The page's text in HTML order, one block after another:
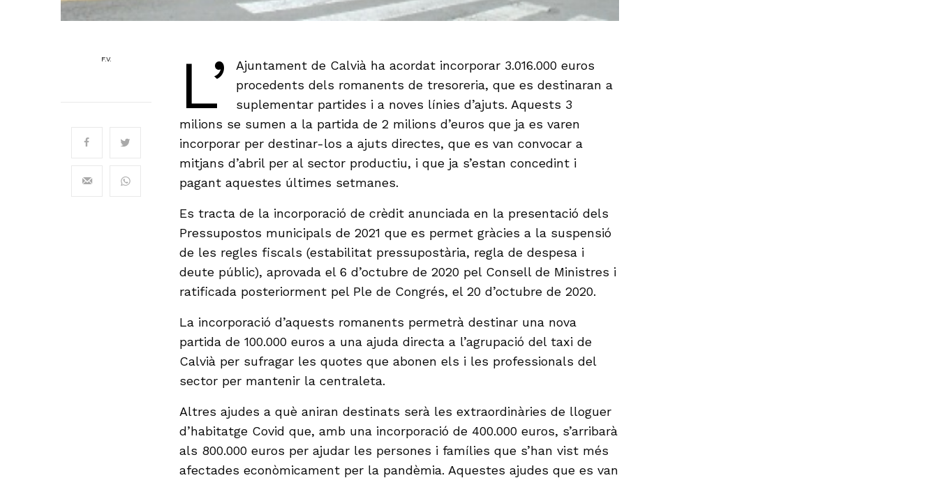
F.V. L’
Ajuntament de Calvià ha acordat incorporar 3.016.000 euros
procedents dels romanents de tresoreria, que es destinaran a
suplementar partides i a noves línies d’ajuts. Aquests 3
milions se sumen a la partida de 2 milions d’euros que ja es varen
incorporar per destinar-los a ajuts directes, que es van convocar a
mitjans d’abril per al sector productiu, i que ja s’estan concedint i
pagant aquestes últimes setmanes.
Es tracta de la incorporació de crèdit anunciada en la presentació dels
Pressupostos municipals de 2021 que es permet gràcies a la suspensió
de les regles fiscals (estabilitat pressupostària, regla de despesa i
deute públic), aprovada el 6 d’octubre de 2020 pel Consell de Ministres i
ratificada posteriorment pel Ple de Congrés, el 20 d’octubre de 2020.
La incorporació d’aquests romanents permetrà destinar una nova
partida de 100.000 euros a una ajuda directa a l’agrupació del taxi de
Calvià per sufragar les quotes que abonen els i les professionals del
sector per mantenir la centraleta.
Altres ajudes a què aniran destinats serà les extraordinàries de lloguer
d’habitatge Covid que, amb una incorporació de 400.000 euros, s’arribarà
als 800.000 euros per ajudar les persones i famílies que s’han vist més
afectades econòmicament per la pandèmia. Aquestes ajudes que es van